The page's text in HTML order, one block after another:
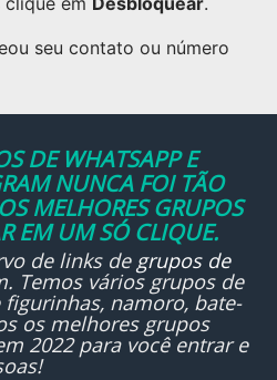
seu contato ou número
DE WHATSAPP E
NUNCA FOI TÃO
MELHORES GRUPOS
EM UM SÓ CLIQUE.
de links de grupos de
Temos vários grupos de
namoro, bate-
os melhores grupos
2022 para você entrar e